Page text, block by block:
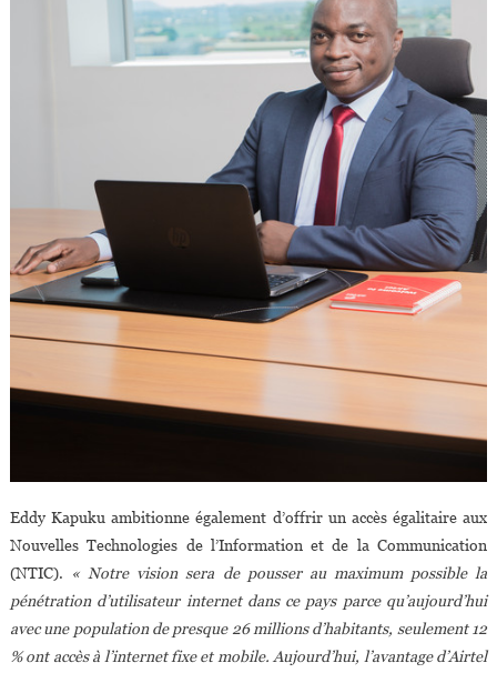
Eddy Kapuku ambitionne également d’offrir un accès égalitaire aux
Nouvelles Technologies de l’Information et de la Communication
(NTIC).
« Notre vision sera de pousser au maximum possible la
pénétration d’utilisateur internet dans ce pays parce qu’aujourd’hui
avec une population de presque 26 millions d’habitants, seulement 12
% ont accès à l’internet fixe et mobile. Aujourd’hui, l’avantage d’Airtel